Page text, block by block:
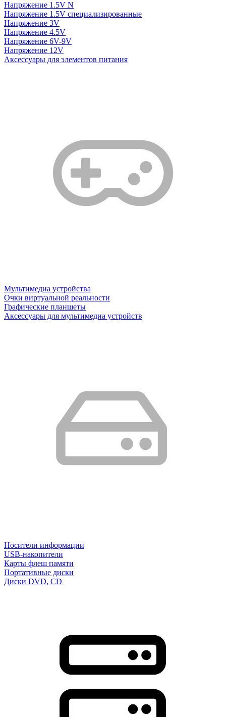
Напряжение 1.5V N
Напряжение 1.5V специализированные
Напряжение 3V
Напряжение 4.5V
Напряжение 6V-9V
Напряжение 12V
Аксессуары для элементов питания
Мультимедиа устройства
Очки виртуальной реальности
Графические планшеты
Аксессуары для мультимедиа устройств
Носители информации
USB-накопители
Карты флеш памяти
Портативные диски
Диски DVD, CD